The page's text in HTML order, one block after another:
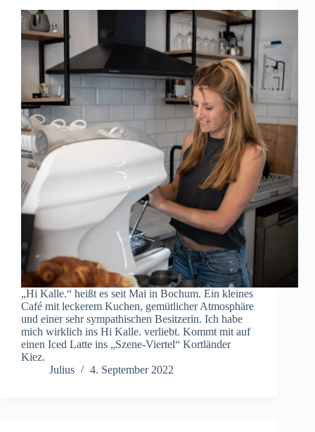
„Hi Kalle.“ heißt es seit Mai in Bochum. Ein kleines
Café mit leckerem Kuchen, gemütlicher Atmosphäre
und einer sehr sympathischen Besitzerin. Ich habe
mich wirklich ins Hi Kalle. verliebt. Kommt mit auf
einen Iced Latte ins „Szene-Viertel“ Kortländer
Kiez.
Julius
4. September 2022